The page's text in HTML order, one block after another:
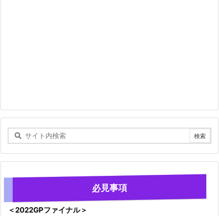
必見事項
＜2022GPファイナル＞